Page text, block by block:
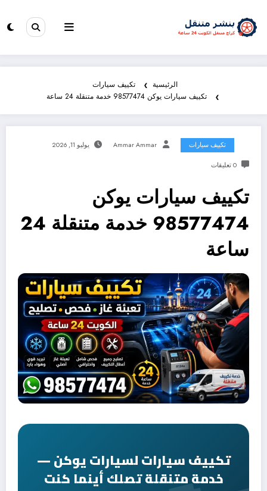
الرئيسية
تكييف سيارات
تكييف سيارات يوكن 98577474 خدمة متنقلة 24 ساعة
تكييف سيارات Ammar Ammar يوليو 11, 2026
0 تعليقات
تكييف سيارات يوكن
98577474 خدمة متنقلة 24
ساعة
تكييف سيارات لسيارات يوكن —
خدمة متنقلة تصلك أينما كنت